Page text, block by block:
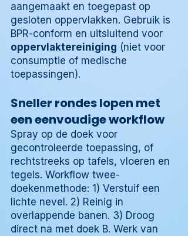
aangemaakt en toegepast op
gesloten oppervlakken. Gebruik is
BPR-conform en uitsluitend voor
oppervlaktereiniging (niet voor
consumptie of medische
toepassingen).
Sneller rondes lopen met
een eenvoudige workflow
Spray op de doek voor
gecontroleerde toepassing, of
rechtstreeks op tafels, vloeren en
tegels. Workflow twee-
doekenmethode: 1) Verstuif een
lichte nevel. 2) Reinig in
overlappende banen. 3) Droog
direct na met doek B. Werk van